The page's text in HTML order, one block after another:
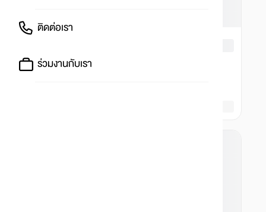
ติดต่อเรา
ร่วมงานกับเรา